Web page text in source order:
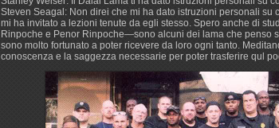
Steven Seagal: Non direi che mi ha dato istruzioni personali su
mi ha invitato a lezioni tenute da egli stesso. Spero anche di
Rinpoche e Penor Rinpoche—sono alcuni dei lama che penso
sono molto fortunato a poter ricevere da loro ogni tanto.
conoscenza e la saggezza necessarie per poter trasferire qul